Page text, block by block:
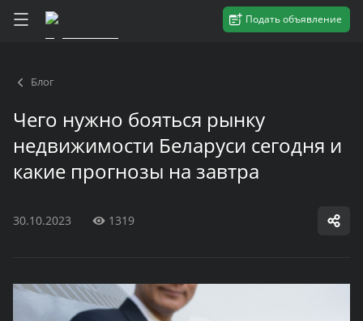
Подать объявление
Блог
Чего нужно бояться рынку
недвижимости Беларуси сегодня и
какие прогнозы на завтра
30.10.2023 1319